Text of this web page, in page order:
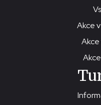
Akce